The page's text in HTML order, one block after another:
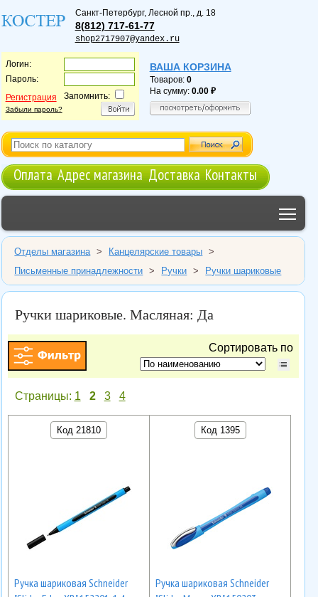
Санкт-Петербург, Лесной пр., д. 18
8(812) 717-61-77
shop2717907@yandex.ru
Логин:
Пароль:
Регистрация
Забыли пароль?
Запомнить:
ВАША КОРЗИНА
Товаров: 0
На сумму: 0.00
Оплата Адрес магазина Доставка Контакты
Отделы магазина > Канцелярские товары
>
Письменные принадлежности
> Ручки > Ручки шариковые
Ручки шариковые. Масляная: Да
Сортировать по
Страницы: 1 2 3 4
Код 21810
Ручка шариковая Schneider
Код 1395
Ручка шариковая Schneider